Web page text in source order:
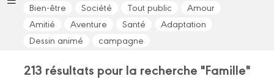
Bien-être
Société Tout public
Amour
Amitié
Aventure Santé
Adaptation
Dessin animé
campagne
213 résultats pour la recherche "Famille"